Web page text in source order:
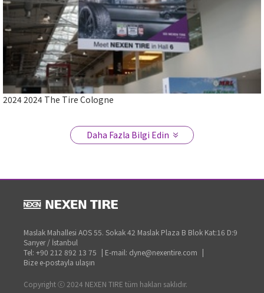
2024 2024 The Tire Cologne
Daha Fazla Bilgi Edin
Maslak Mahallesi AOS 55. Sokak 42 Maslak Plaza B Blok Kat:16 D:9
Sarıyer / İstanbul
Tel: +90 212 892 13 75 | E-mail: dyne@nexentire.com |
Bize e-postayla ulaşın
Copyright ⓒ 2024 NEXEN TIRE tüm hakları saklıdır.